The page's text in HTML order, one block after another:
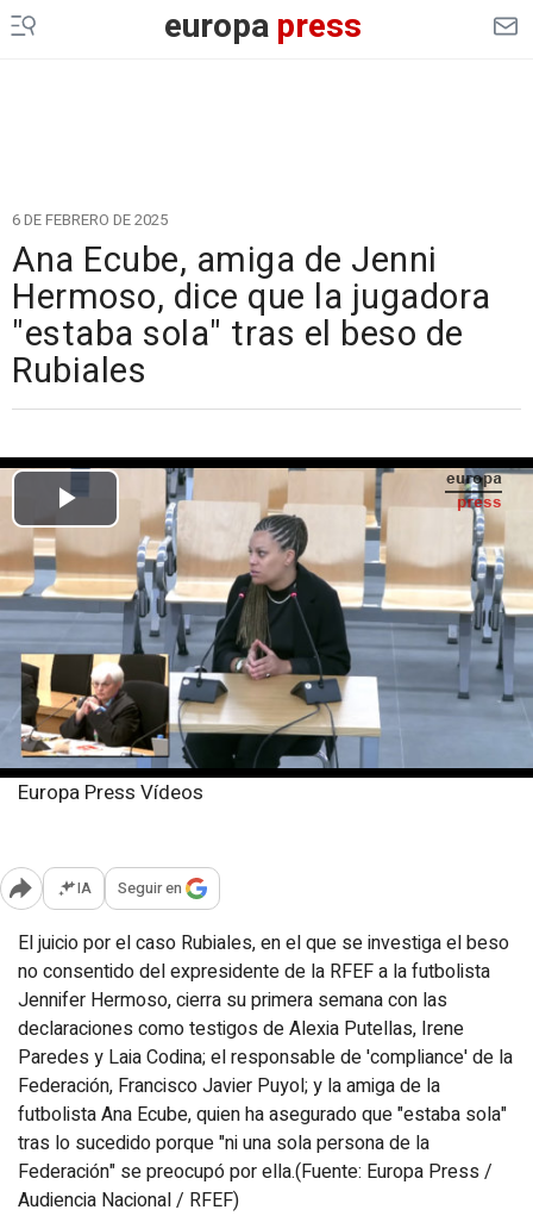
europapress
6 DE FEBRERO DE 2025
Ana Ecube, amiga de Jenni
Hermoso, dice que la jugadora
"estaba sola" tras el beso de
Rubiales
Europa Press Vídeos
Abrir opciones para compartir
IA Seguir en
El juicio por el caso Rubiales, en el que se investiga el beso
no consentido del expresidente de la RFEF a la futbolista
Jennifer Hermoso, cierra su primera semana con las
declaraciones como testigos de Alexia Putellas, Irene
Paredes y Laia Codina; el responsable de 'compliance' de la
Federación, Francisco Javier Puyol; y la amiga de la
futbolista Ana Ecube, quien ha asegurado que "estaba sola"
tras lo sucedido porque "ni una sola persona de la
Federación" se preocupó por ella.(Fuente: Europa Press /
Audiencia Nacional / RFEF)